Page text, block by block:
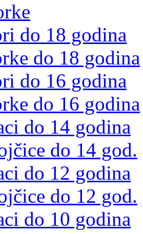
do 18 godina
do 18 godina
do 16 godina
do 16 godina
do 14 godina
do 14 god.
do 12 godina
do 12 god.
do 10 godina